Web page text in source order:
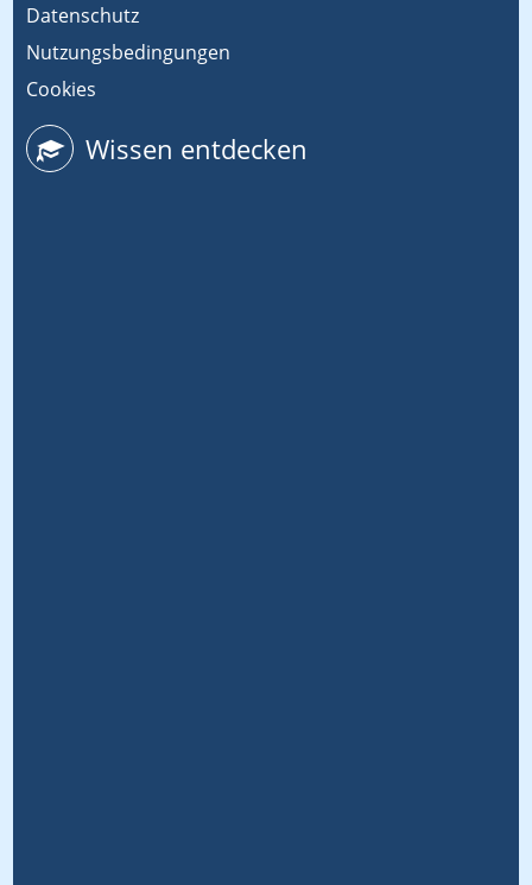
Datenschutz
Nutzungsbedingungen
Cookies
Wissen entdecken